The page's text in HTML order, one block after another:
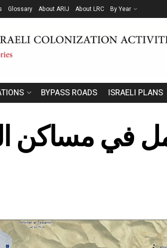
Glossary About ARIJ About LRC By Year
BYPASS ROADS ISRAELI PLANS
في مساكن